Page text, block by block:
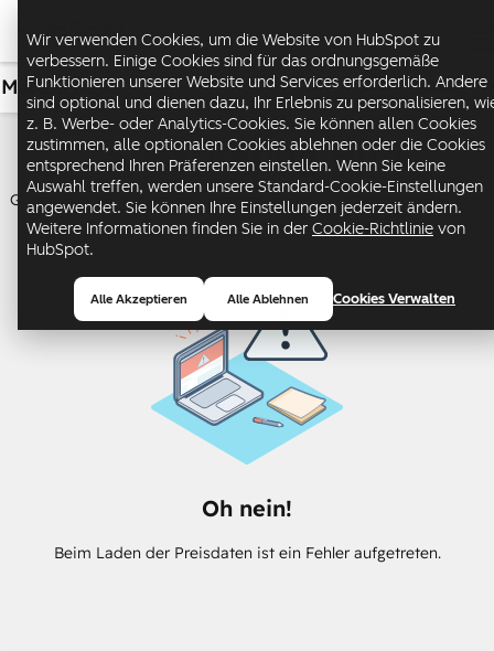
Wir verwenden Cookies, um die Website von HubSpot zu
verbessern. Einige Cookies sind für das ordnungsgemäße
Funktionieren unserer Website und Services erforderlich. Andere
sind optional und dienen dazu, Ihr Erlebnis zu personalisieren,
z. B. Werbe- oder Analytics-Cookies. Sie können allen Cookies
zustimmen, alle optionalen Cookies ablehnen oder die Cookies
entsprechend Ihren Präferenzen einstellen. Wenn Sie keine
Auswahl treffen, werden unsere Standard-Cookie-Einstellungen
angewendet. Sie können Ihre Einstellungen jederzeit ändern.
Weitere Informationen finden Sie in der Cookie-Richtlinie von
HubSpot.
Cookies Verwalten
Alle Akzeptieren Alle Ablehnen
Marketing USD
Marketing Hub
Generieren Sie Leads und automatisieren Sie Marketingaktionen,
die Wachstum fördern.
Oh nein!
Beim Laden der Preisdaten ist ein Fehler aufgetreten.